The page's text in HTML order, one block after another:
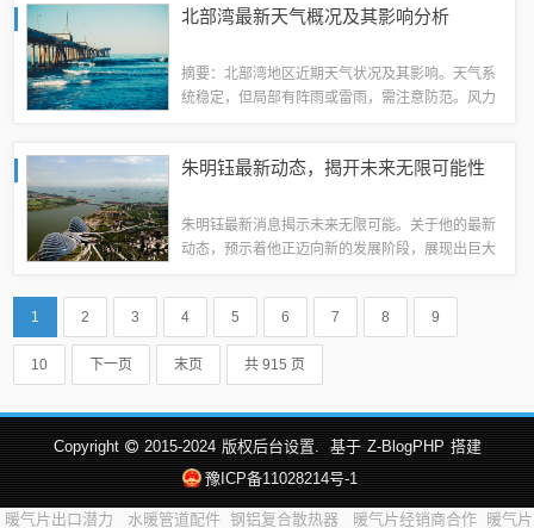
作效率。更多详细信息将在后续公布。绵阳市...
北部湾最新天气概况及其影响分析
摘要：北部湾地区近期天气状况及其影响。天气系
统稳定，但局部有阵雨或雷雨，需注意防范。风力
议做好防晒和防风的准备。具体天气情况可通...
朱明钰最新动态，揭开未来无限可能性
朱明钰最新消息揭示未来无限可能。关于他的最新
动态，预示着他正迈向新的发展阶段，展现出巨大
他将带来的惊喜和创新。这一消息引发了广泛关
注，展现了他不断进取的精神和追求卓越的决心...
1 2 3 4 5 6 7 8 9
10 下一页 末页 共 915 页
Copyright 2015-2024 版权后台设置. 基于 Z-BlogPHP 搭建
豫ICP备11028214号-1
暖气片出口潜力 水暖管道配件 钢铝复合散热器 暖气片经销商合作 暖气片